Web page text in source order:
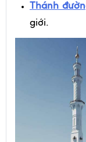
Thánh
giới.